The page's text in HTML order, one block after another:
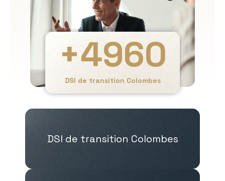
DSI de transition Colombes
+4960
DSI de transition Colombes